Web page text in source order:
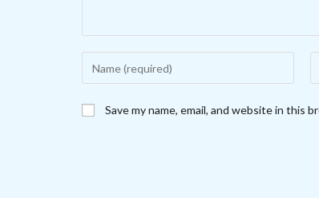
your
name
or
Save my name, email, and website in this